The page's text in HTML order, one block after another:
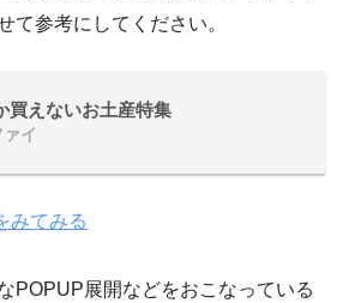
て参考にしてください。
買えないお土産特集
イ
みてみる
POPUP展開などをおこなっている